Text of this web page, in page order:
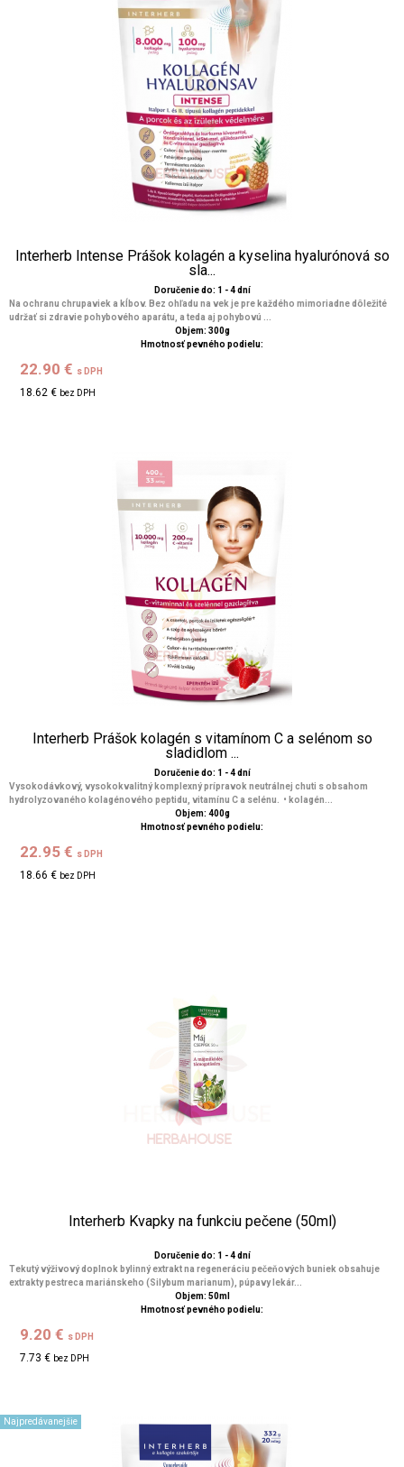
Interherb Intense Prášok kolagén a kyselina hyalurónová so
sla...
Doručenie do: 1 - 4 dní
Na ochranu chrupaviek a kĺbov. Bez ohľadu na vek je pre každého mimoriadne dôležité
udržať si zdravie pohybového aparátu, a teda aj pohybovú ...
Objem: 300g
Hmotnosť pevného podielu:
22.90 € s DPH
18.62 € bez DPH
Interherb Prášok kolagén s vitamínom C a selénom so
sladidlom ...
Doručenie do: 1 - 4 dní
Vysokodávkový, vysokokvalitný komplexný prípravok neutrálnej chuti s obsahom
hydrolyzovaného kolagénového peptidu, vitamínu C a selénu. • kolagén...
Objem: 400g
Hmotnosť pevného podielu:
22.95 € s DPH
18.66 € bez DPH
Interherb Kvapky na funkciu pečene (50ml)
Doručenie do: 1 - 4 dní
Tekutý výživový doplnok bylinný extrakt na regeneráciu pečeňových buniek obsahuje
extrakty pestreca mariánskeho (Silybum marianum), púpavy lekár...
Objem: 50ml
Hmotnosť pevného podielu:
9.20 € s DPH
7.73 € bez DPH
Najpredávanejšie